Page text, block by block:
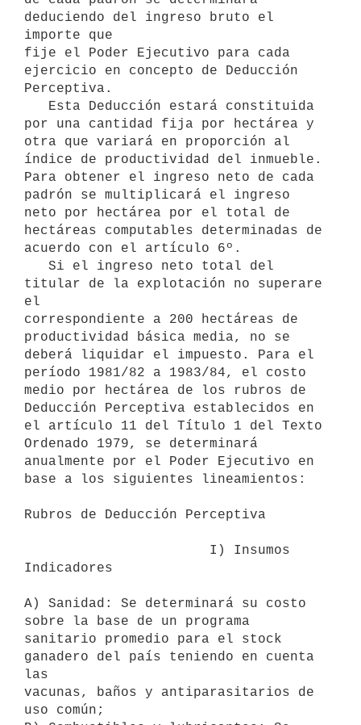
deduciendo del ingreso bruto el
importe que
fije el Poder Ejecutivo para cada
ejercicio en concepto de Deducción
Perceptiva.
por una cantidad fija por hectárea y
otra que variará en proporción al
índice de productividad del inmueble.
Para obtener el ingreso neto de cada
padrón se multiplicará el ingreso
neto por hectárea por el total de
hectáreas computables determinadas de
acuerdo con el artículo 6º.
titular de la explotación no superare
el
correspondiente a 200 hectáreas de
productividad básica media, no se
deberá liquidar el impuesto. Para el
período 1981/82 a 1983/84, el costo
medio por hectárea de los rubros de
Deducción Perceptiva establecidos en
el artículo 11 del Título 1 del Texto
Ordenado 1979, se determinará
anualmente por el Poder Ejecutivo en
base a los siguientes lineamientos:
Rubros de Deducción Perceptiva
Indicadores
A) Sanidad: Se determinará su costo
sobre la base de un programa
sanitario promedio para el stock
ganadero del país teniendo en cuenta
las
vacunas, baños y antiparasitarios de
uso común;